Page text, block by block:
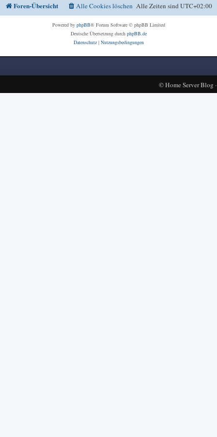
Foren-Übersicht Alle Zeiten sindUTC+02:00
Alle Cookies löschen
Powered by phpBB® Forum Software © phpBB Limited
Deutsche Übersetzung durch phpBB.de
Datenschutz| Nutzungsbedingungen
©Home Server Blog